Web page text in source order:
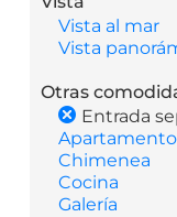
Vista al mar
Vista
Otras
Entrada
Chimenea
Cocina
Galería